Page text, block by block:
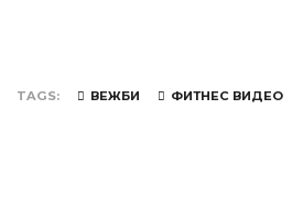
TAGS ВЕЖБИ ФИТНЕС ВИДЕО